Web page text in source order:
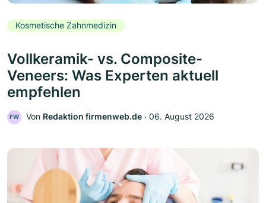
Kosmetische Zahnmedizin
Vollkeramik- vs. Composite-
Veneers: Was Experten aktuell
empfehlen
FW Von Redaktion firmenweb.de ‧ 06. August 2026